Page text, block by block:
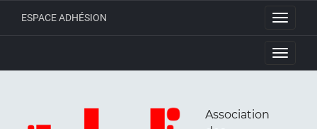
Toggle
ESPACE ADHÉSION
Toggle
Association